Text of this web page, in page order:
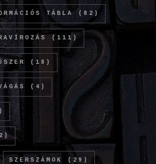
TÁBLA (82)
(111)
(18)
(4)
SZERSZÁMOK (29)